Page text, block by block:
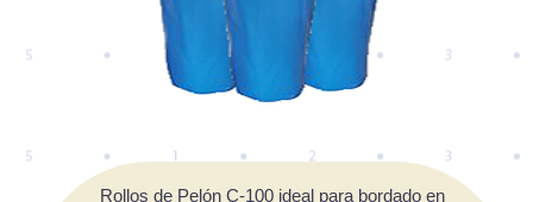
Rollos de Pelón C-100 ideal para bordado en